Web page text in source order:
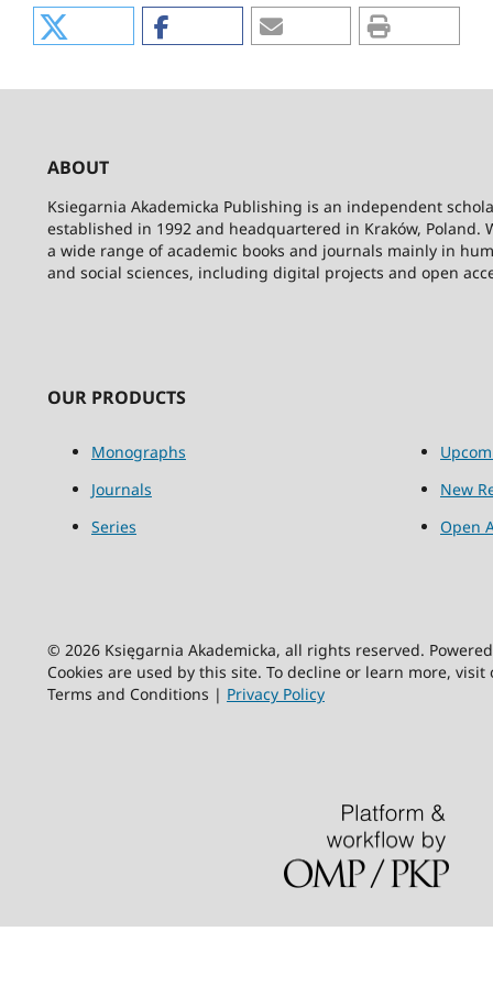
ABOUT
Ksiegarnia Akademicka Publishing is an independent
established in 1992 and headquartered in Kraków, Poland.
a wide range of academic books and journals mainly in
and social sciences, including digital projects and open
OUR PRODUCTS
Monographs
Journals
Series
New
Open
© 2026 Księgarnia Akademicka, all rights reserved.
Cookies are used by this site. To decline or learn more,
Terms and Conditions | Privacy Policy